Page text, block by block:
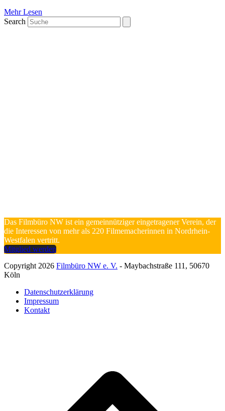
Mehr Lesen
Search
Das Filmbüro NW ist ein gemeinnütziger eingetragener Verein, der
die Interessen von mehr als 220 Filmemacherinnen in Nordrhein-
Westfalen vertritt.
Mitglied werden
Copyright 2026 Filmbüro NW e. V. - Maybachstraße 111, 50670
Köln
Datenschutzerklärung
Impressum
Kontakt